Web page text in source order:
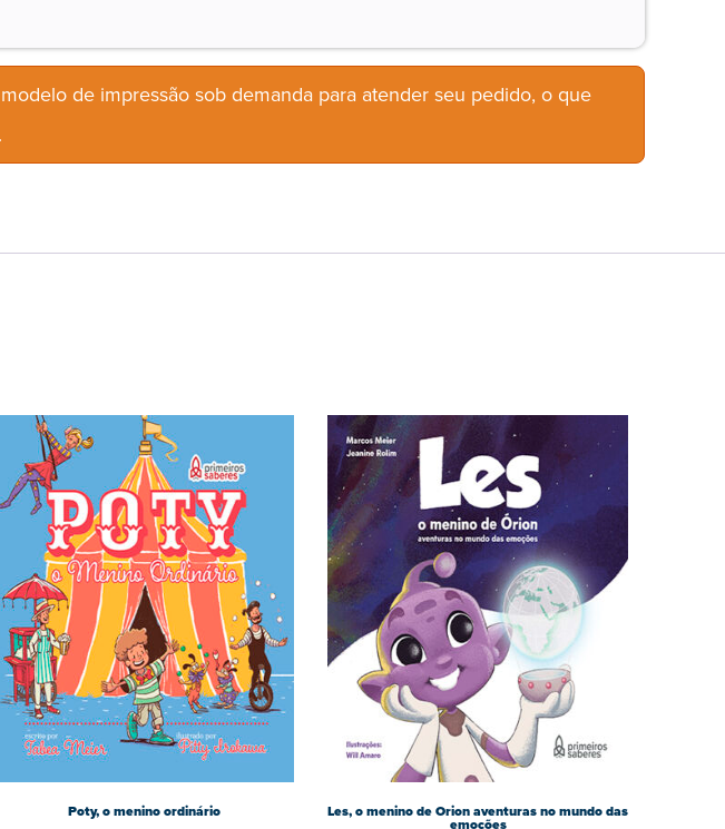
de impressão sob demanda para atender seu pedido, o que
Poty, o menino ordinário Les, o menino de Orion aventuras no mundo das
emoções